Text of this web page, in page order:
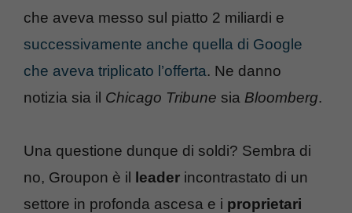
che aveva messo sul piatto 2 miliardi e
successivamente anche quella di Google
che aveva triplicato l’offerta. Ne danno
notizia sia il Chicago Tribune sia Bloomberg.
Una questione dunque di soldi? Sembra di
no, Groupon è il leader incontrastato di un
settore in profonda ascesa e i proprietari